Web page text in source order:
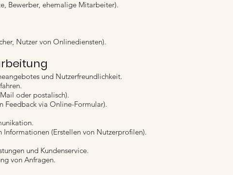
Bewerber, ehemalige Mitarbeiter).
Nutzer von Onlinediensten).
und Nutzerfreundlichkeit.
oder postalisch).
Feedback via Online-Formular).
Informationen (Erstellen von Nutzerprofilen).
und Kundenservice.
von Anfragen.